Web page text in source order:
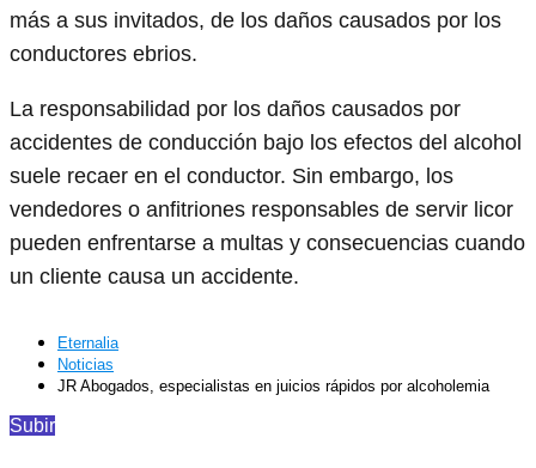
más a sus invitados, de los daños causados por los
conductores ebrios.
La responsabilidad por los daños causados por
accidentes de conducción bajo los efectos del alcohol
suele recaer en el conductor. Sin embargo, los
vendedores o anfitriones responsables de servir licor
pueden enfrentarse a multas y consecuencias cuando
un cliente causa un accidente.
Eternalia
Noticias
JR Abogados, especialistas en juicios rápidos por alcoholemia
Subir